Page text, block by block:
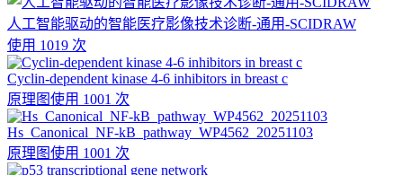
人工智能驱动的智能医疗影像技术诊断-通用-SCIDRAW
使用 1019 次
Cyclin-dependent kinase 4-6 inhibitors in breast c
原理图使用 1001 次
Hs_Canonical_NF-kB_pathway_WP4562_20251103
原理图使用 1001 次